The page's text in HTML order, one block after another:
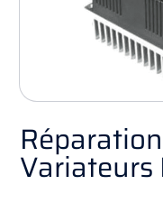
Variateurs